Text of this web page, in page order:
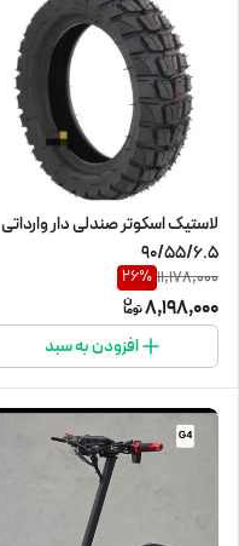
لاستیک اسکوتر صندلی دار وارداتی
90/55/6.5
11,178,000
26%
8,198,000
افزودن به سبد